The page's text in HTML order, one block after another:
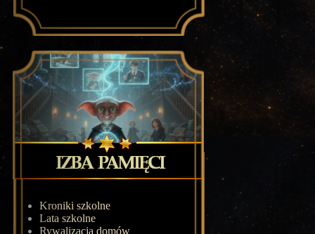
Kroniki szkolne
Lata szkolne
Rywalizacja domów